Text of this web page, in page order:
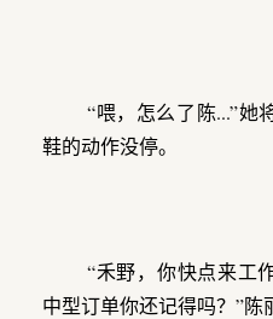
“喂，怎么了陈...”她
鞋的动作没停。
“禾野，你快点来工
中型订单你还记得吗？”陈